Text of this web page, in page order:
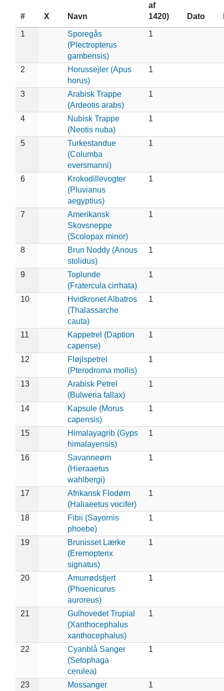
# X Navn
af
1420)
Dato
1
Sporegås
(Plectropterus
gambensis)
1
2
Horussejler (Apus
horus)
1
3
Arabisk Trappe
(Ardeotis arabs)
1
4
Nubisk Trappe
(Neotis nuba)
1
5
Turkestandue
(Columba
eversmanni)
1
6
Krokodillevogter
(Pluvianus
aegyptius)
1
7
Amerikansk
Skovsneppe
(Scolopax minor)
1
8
Brun Noddy (Anous
stolidus)
1
9
Toplunde
(Fratercula cirrhata)
1
10
Hvidkronet Albatros
(Thalassarche
cauta)
1
11
Kappetrel (Daption
capense)
1
12
Fløjlspetrel
(Pterodroma mollis)
1
13
Arabisk Petrel
(Bulweria fallax)
1
14
Kapsule (Morus
capensis)
1
15
Himalayagrib (Gyps
himalayensis)
1
16
Savanneørn
(Hieraaetus
wahlbergi)
1
17
Afrikansk Flodørn
(Haliaeetus vocifer)
1
18
Fibii (Sayornis
phoebe)
1
19
Brunisset Lærke
(Eremopterix
signatus)
1
20
Amurrødstjert
(Phoenicurus
auroreus)
1
21
Gulhovedet Trupial
(Xanthocephalus
xanthocephalus)
1
22
Cyanblå Sanger
(Setophaga
cerulea)
1
23
Mossanger
1